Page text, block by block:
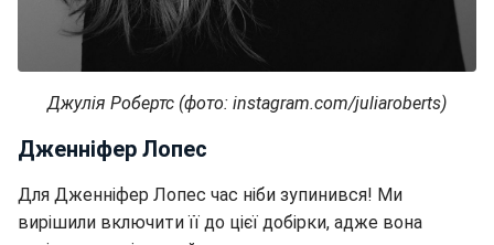
Джулія Робертс (фото: instagram.com/juliaroberts)
Дженніфер Лопес
Для Дженніфер Лопес час ніби зупинився! Ми
вирішили включити її до цієї добірки, адже вона